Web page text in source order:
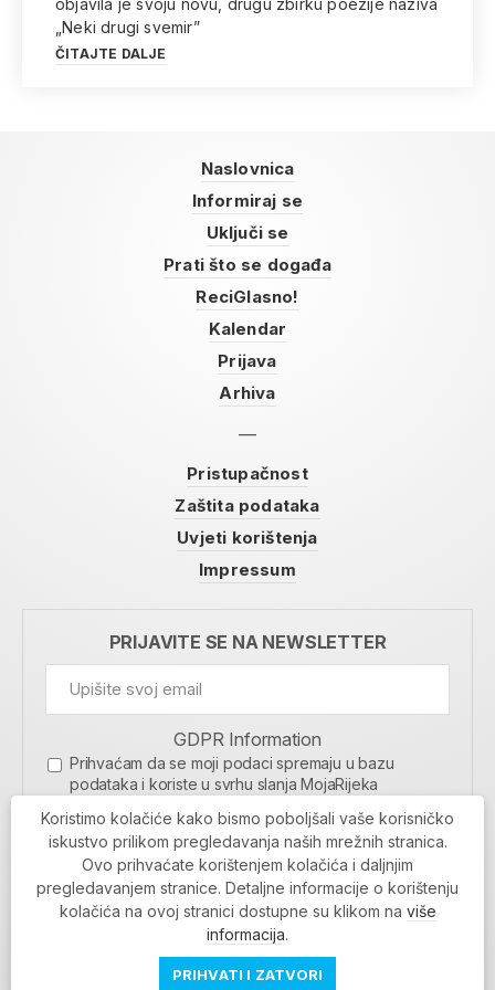
objavila je svoju novu, drugu zbirku poezije naziva
„Neki drugi svemir”
ČITAJTE DALJE
Naslovnica
Informiraj se
Uključi se
Prati što se događa
ReciGlasno!
Kalendar
Prijava
Arhiva
Pristupačnost
Zaštita podataka
Uvjeti korištenja
Impressum
PRIJAVITE SE NA NEWSLETTER
GDPR Information
Prihvaćam da se moji podaci spremaju u bazu
podataka i koriste u svrhu slanja MojaRijeka
MOJARIJEKA NEWSLETTER
PRIJAVI SE
Povratak na vrh
Koristimo kolačiće kako bismo poboljšali vaše korisničko
iskustvo prilikom pregledavanja naših mrežnih stranica.
Ovo prihvaćate korištenjem kolačića i daljnjim
pregledavanjem stranice. Detaljne informacije o korištenju
kolačića na ovoj stranici dostupne su klikom na više
informacija.
PRIHVATI I ZATVORI